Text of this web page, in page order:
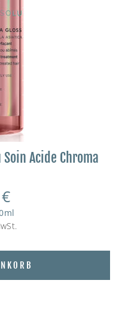
Acide Chroma
€
ml